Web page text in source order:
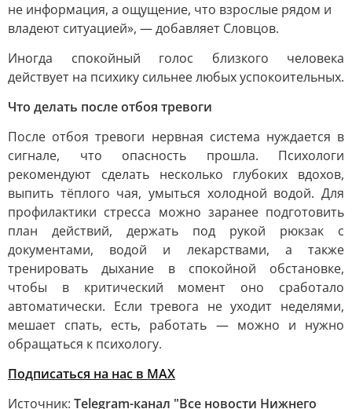
не информация, а ощущение, что взрослые рядом и
владеют ситуацией», — добавляет Словцов.
Иногда спокойный голос близкого человека
действует на психику сильнее любых успокоительных.
Что делать после отбоя тревоги
После отбоя тревоги нервная система нуждается в
сигнале, что опасность прошла. Психологи
рекомендуют сделать несколько глубоких вдохов,
выпить тёплого чая, умыться холодной водой. Для
профилактики стресса можно заранее подготовить
план действий, держать под рукой рюкзак с
документами, водой и лекарствами, а также
тренировать дыхание в спокойной обстановке,
чтобы в критический момент оно сработало
автоматически. Если тревога не уходит неделями,
мешает спать, есть, работать — можно и нужно
обращаться к психологу.
Подписаться на нас в MAX
Источник: Telegram-канал "Все новости Нижнего